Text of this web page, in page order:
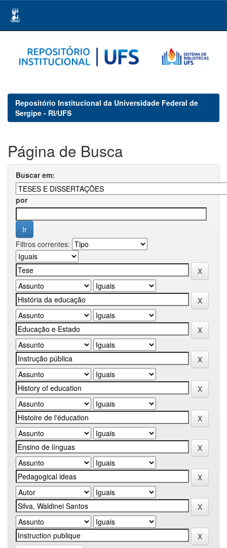
navigation
Repositório Institucional da Universidade Federal de
Sergipe - RI/UFS
Página de Busca
Buscar em:
por
Filtros correntes: